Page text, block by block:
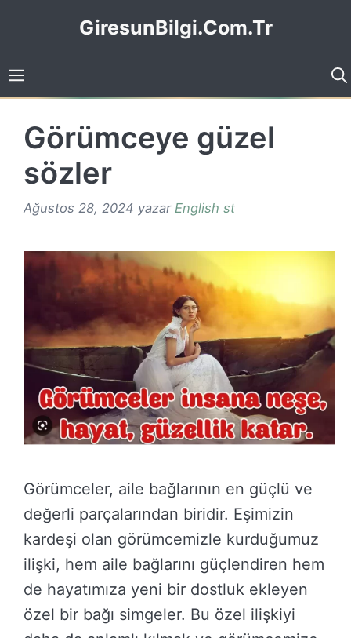
GiresunBilgi.Com.Tr
Görümceye güzel
sözler
Ağustos 28, 2024 yazar English st
Görümceler, aile bağlarının en güçlü ve
değerli parçalarından biridir. Eşimizin
kardeşi olan görümcemizle kurduğumuz
ilişki, hem aile bağlarını güçlendiren hem
de hayatımıza yeni bir dostluk ekleyen
özel bir bağı simgeler. Bu özel ilişkiyi